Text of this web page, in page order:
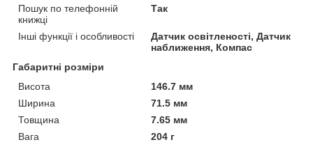
Пошук по телефонній
книжці
Так
Інші функції і особливості
Датчик освітленості, Датчик
наближення, Компас
Габаритні розміри
Висота
146.7 мм
Ширина
71.5 мм
Товщина
7.65 мм
Вага
204 г